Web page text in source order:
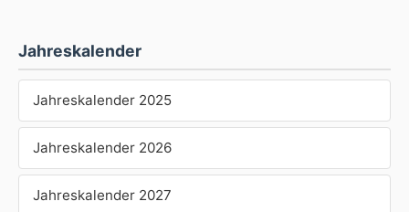
Jahreskalender
Jahreskalender 2025
Jahreskalender 2026
Jahreskalender 2027